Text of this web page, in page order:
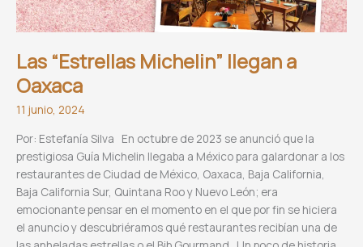
Las “Estrellas Michelin” llegan a
Oaxaca
11 junio, 2024
Por: Estefanía Silva En octubre de 2023 se anunció que la
prestigiosa Guía Michelin llegaba a México para galardonar a los
restaurantes de Ciudad de México, Oaxaca, Baja California,
Baja California Sur, Quintana Roo y Nuevo León; era
emocionante pensar en el momento en el que por fin se hiciera
el anuncio y descubriéramos qué restaurantes recibían una de